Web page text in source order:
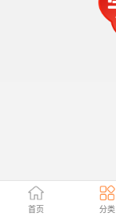
首页 分类